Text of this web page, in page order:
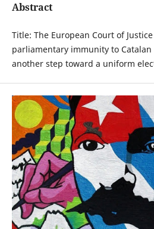
Abstract
Title: The European Court of
parliamentary immunity to
another step toward a uniform